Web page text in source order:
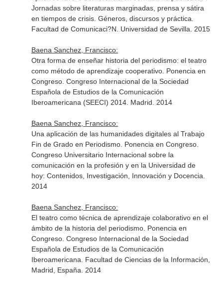
Jornadas sobre literaturas marginadas, prensa y sátira
en tiempos de crisis. Géneros, discursos y práctica.
Facultad de Comunicaci?N. Universidad de Sevilla. 2015
Baena Sanchez, Francisco:
Otra forma de enseñar historia del periodismo: el teatro
como método de aprendizaje cooperativo. Ponencia en
Congreso. Congreso Internacional de la Sociedad
Española de Estudios de la Comunicación
Iberoamericana (SEECI) 2014. Madrid. 2014
Baena Sanchez, Francisco:
Una aplicación de las humanidades digitales al Trabajo
Fin de Grado en Periodismo. Ponencia en Congreso.
Congreso Universitario Internacional sobre la
comunicación en la profesión y en la Universidad de
hoy: Contenidos, Investigación, Innovación y Docencia.
2014
Baena Sanchez, Francisco:
El teatro como técnica de aprendizaje colaborativo en el
ámbito de la historia del periodismo. Ponencia en
Congreso. Congreso Internacional de la Sociedad
Española de Estudios de la Comunicación
Iberoamericana. Facultad de Ciencias de la Información,
Madrid, España. 2014